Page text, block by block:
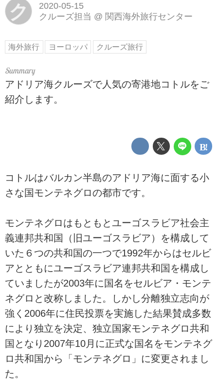
ク
2020-05-15
クルーズ担当 @ 関西海外旅行センター
海外旅行 ヨーロッパ クルーズ旅行
アドリア海クルーズで人気の寄港地コトルをご
紹介します。
コトルはバルカン半島のアドリア海に面する小
さな国モンテネグロの都市です。
モンテネグロはもともとユーゴスラビア社会主
義連邦共和国（旧ユーゴスラビア）を構成して
いた６つの共和国の一つで1992年からはセルビ
アとともにユーゴスラビア連邦共和国を構成し
ていましたが2003年に国名をセルビア・モンテ
ネグロと改称しました。しかし分離独立志向が
強く2006年に住民投票を実施した結果賛成多数
により独立を決定、独立国家モンテネグロ共和
国となり2007年10月に正式な国名をモンテネグ
ロ共和国から「モンテネグロ」に変更されまし
た。